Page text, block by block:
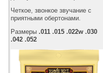
Четкое, звонкое звучание с
приятными обертонами.
Размеры .011 .015 .022w .030
.042 .052